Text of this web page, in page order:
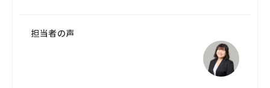
担当者の声